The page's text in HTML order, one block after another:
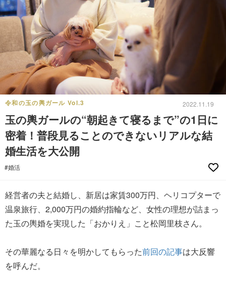
令和の玉の輿ガール Vol.3 2022.11.19
玉の輿ガールの“朝起きて寝るまで”の1日に
密着！普段見ることのできないリアルな結
婚生活を大公開
#婚活
経営者の夫と結婚し、新居は家賃300万円、ヘリコプターで
温泉旅行、2,000万円の婚約指輪など、女性の理想が詰まっ
た玉の輿婚を実現した「おかりえ」こと松岡里枝さん。
その華麗なる日々を明かしてもらった前回の記事は大反響
を呼んだ。